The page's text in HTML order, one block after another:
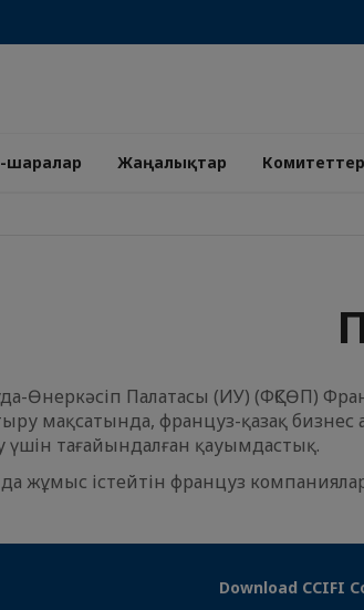
шаралар Жаңалықтар Комитеттер
Өнеркәсіп Палатасы (ИУ) (ФҚСӨП)
мақсатында, француз-қазақ
үшін тағайындалған қауымдастық.
жұмыс істейтін француз
Download CCIFI